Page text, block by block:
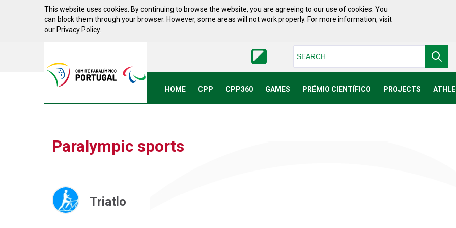
Skip to ContentThis website uses cookies. By continuing to browse the website, you are agreeing to our use of cookies. You
can block them through your browser. However, some areas will not work properly. For more information, visit
our Privacy Policy.
Paralimpico
de
Portugal
(Go
HOME CPP CPP360 GAMES PRÉMIO CIENTÍFICO PROJECTS
Paralympic sports
Triatlo